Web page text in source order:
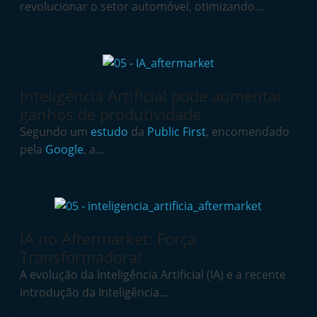
i
e
p
e
n
t
d
o
A
revolucionar o setor automóvel, otimizando…
Inteligência Artificial pode aumentar
ganhos de produtividade
Segundo um estudo da Public First, encomendado
pela Google, a…
IA no Aftermarket: Força
Transformadora!
A evolução da Inteligência Artificial (IA) e a recente
introdução da Inteligência…